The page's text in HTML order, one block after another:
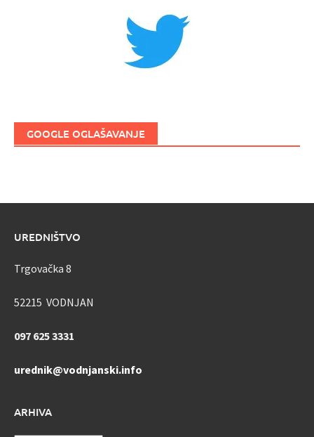
GOOGLE OGLAŠAVANJE
UREDNIŠTVO
Trgovačka 8
52215 VODNJAN
097 625 3331
urednik@vodnjanski.info
ARHIVA